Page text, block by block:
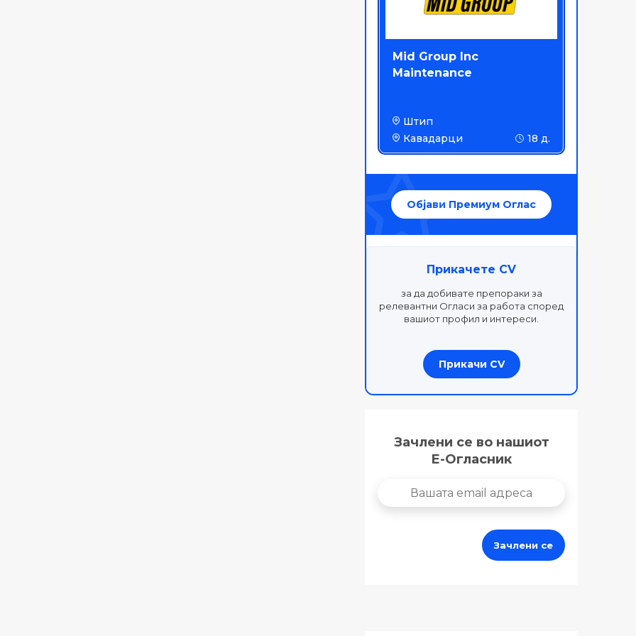
Mid Group Inc
Maintenance
Штип
Кавадарци
18 д.
Објави Премиум Оглас
Прикачете CV
за да добивате препораки за
релевантни Огласи за работа според
вашиот профил и интереси.
Прикачи CV
Зачлени се во нашиот
Е-Огласник